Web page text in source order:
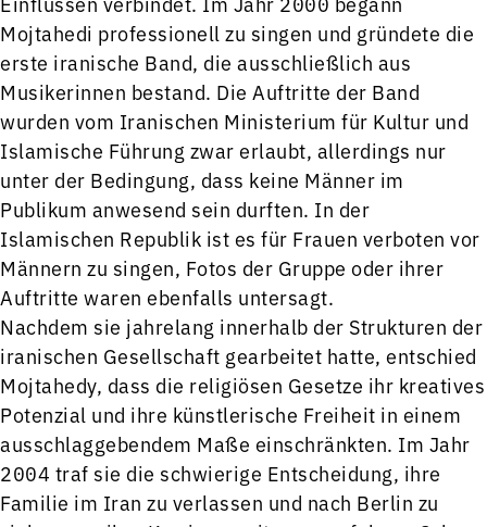
Mojtahedi professionell zu singen und gründete die
erste iranische Band, die ausschließlich aus
Musikerinnen bestand. Die Auftritte der Band
wurden vom Iranischen Ministerium für Kultur und
Islamische Führung zwar erlaubt, allerdings nur
unter der Bedingung, dass keine Männer im
Publikum anwesend sein durften. In der
Islamischen Republik ist es für Frauen verboten vor
Männern zu singen, Fotos der Gruppe oder ihrer
Auftritte waren ebenfalls untersagt.
Nachdem sie jahrelang innerhalb der Strukturen der
iranischen Gesellschaft gearbeitet hatte, entschied
Mojtahedy, dass die religiösen Gesetze ihr kreatives
Potenzial und ihre künstlerische Freiheit in einem
ausschlaggebendem Maße einschränkten. Im Jahr
2004 traf sie die schwierige Entscheidung, ihre
Familie im Iran zu verlassen und nach Berlin zu